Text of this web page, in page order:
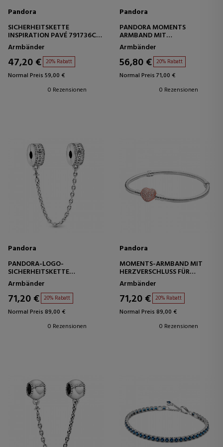
Pandora
SICHERHEITSKETTE
INSPIRATION PAVÉ 791736CZ-
05
Armbänder
47,20 € 20% Rabatt
Normal Preis 59,00 €
0 Rezensionen
Pandora
PANDORA MOMENTS
ARMBAND MIT
HERZVERSCHLUSS UND
SCHLANGENKETTENDESIGN
58071917
Armbänder
56,80 € 20% Rabatt
Normal Preis 71,00 €
0 Rezensionen
Pandora
PANDORA-LOGO-
SICHERHEITSKETTE
792057CZ-5
Armbänder
71,20 € 20% Rabatt
Normal Preis 89,00 €
0 Rezensionen
Pandora
MOMENTS-ARMBAND MIT
HERZVERSCHLUSS FÜR
CHARMS 586292CZ
Armbänder
71,20 € 20% Rabatt
Normal Preis 89,00 €
0 Rezensionen